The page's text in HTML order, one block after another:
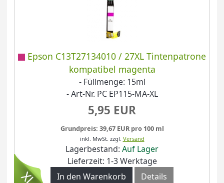
Epson C13T27134010 / 27XL Tintenpatrone
kompatibel magenta
- Füllmenge: 15ml
- Art-Nr. PC EP115-MA-XL
5,95 EUR
Grundpreis: 39,67 EUR pro 100 ml
inkl. MwSt. zzgl. Versand
Lagerbestand: Auf Lager
Lieferzeit: 1-3 Werktage
In den Warenkorb
Details